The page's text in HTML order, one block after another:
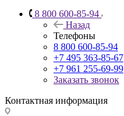
8 800 600-85-94
Назад
Телефоны
8 800 600-85-94
+7 495 363-85-67
+7 961 255-69-99
Заказать звонок
Контактная информация